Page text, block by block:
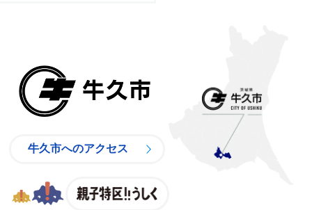
牛久市へのアクセス